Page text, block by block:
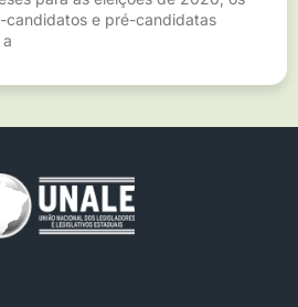
candidatos e pré-candidatas